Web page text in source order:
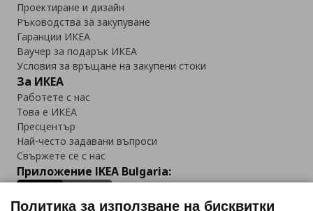
Проектиране и дизайн
Ръководства за закупуване
Гаранции ИКЕА
Ваучер за подарък ИКЕА
Условия за връщане на закупени стоки
За ИКЕА
Работете с нас
Това е ИКЕА
Пресцентър
Най-често задавани въпроси
Свържете се с нас
Приложение IKEA Bulgaria:
Политика за използване на бисквитки